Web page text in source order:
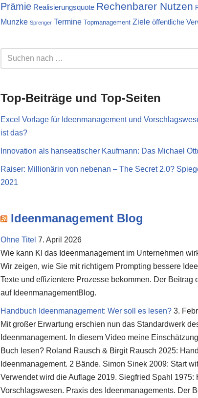
Prämie Realisierungsquote Rechenbarer Nutzen
Munzke Sprenger Termine Topmanagement Ziele öffentliche
Top-Beiträge und Top-Seiten
Excel Vorlage für Ideenmanagement und
ist das?
Innovation als hanseatischer Kaufmann: Das Michael
Raiser: Millionärin von nebenan – The Secret 2.0?
2021
Ideenmanagement Blog
Ohne Titel 7. April 2026
Wie kann KI das Ideenmanagement im Unternehmen
Wir zeigen, wie Sie mit richtigem Prompting bessere
Texte und effizientere Prozesse bekommen. Der Beitrag
auf IdeenmanagementBlog.
Handbuch Ideenmanagement: Wer soll es lesen? 3.
Mit großer Erwartung erschien nun das Standardwerk
Ideenmanagement. In diesem Video meine
Buch lesen? Roland Rausch & Birgit Rausch 2025:
Ideenmanagement. 2 Bände. Simon Sinek 2009: Start
Verwendet wird die Auflage 2019. Siegfried Spahl 1975:
Vorschlagswesen. Praxis des Ideenmanagements. Der